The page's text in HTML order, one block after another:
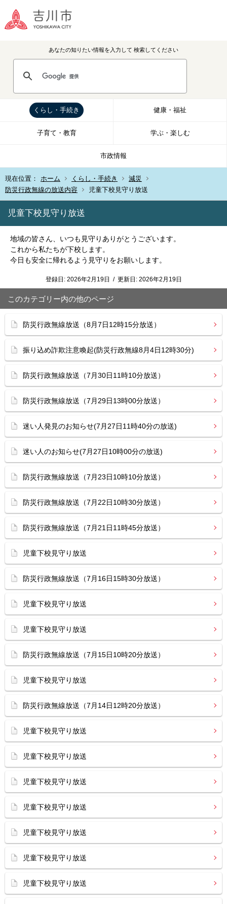
あなたの知りたい情報を入力して 検索してください
くらし・手続き 健康・福祉
子育て・教育 学ぶ・楽しむ
市政情報
現在位置： ホーム くらし・手続き
減災
防災行政無線の放送内容
児童下校見守り放送
児童下校見守り放送
地域の皆さん、いつも見守りありがとうございます。
これから私たちが下校します。
今日も安全に帰れるよう見守りをお願いします。
登録日: 2026年2月19日 / 更新日: 2026年2月19日
このカテゴリー内の他のページ
防災行政無線放送（8月7日12時15分放送）
振り込め詐欺注意喚起(防災行政無線8月4日12時30分)
防災行政無線放送（7月30日11時10分放送）
防災行政無線放送（7月29日13時00分放送）
迷い人発見のお知らせ(7月27日11時40分の放送)
迷い人のお知らせ(7月27日10時00分の放送)
防災行政無線放送（7月23日10時10分放送）
防災行政無線放送（7月22日10時30分放送）
防災行政無線放送（7月21日11時45分放送）
児童下校見守り放送
防災行政無線放送（7月16日15時30分放送）
児童下校見守り放送
児童下校見守り放送
防災行政無線放送（7月15日10時20分放送）
児童下校見守り放送
防災行政無線放送（7月14日12時20分放送）
児童下校見守り放送
児童下校見守り放送
児童下校見守り放送
児童下校見守り放送
児童下校見守り放送
児童下校見守り放送
児童下校見守り放送